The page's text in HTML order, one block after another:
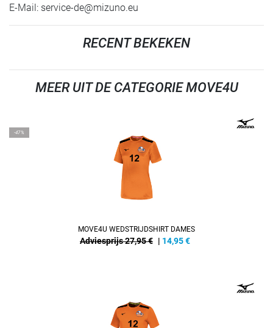
E-Mail: service-de@mizuno.eu
RECENT BEKEKEN
MEER UIT DE CATEGORIE MOVE4U
-47%
MOVE4U WEDSTRIJDSHIRT DAMES
Adviesprijs 27,95 € | 14,95€